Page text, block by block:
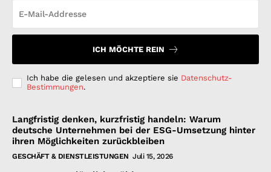
ICH MÖCHTE REIN
Ich habe die gelesen und akzeptiere sie Datenschutz-
Bestimmungen.
Langfristig denken, kurzfristig handeln: Warum
deutsche Unternehmen bei der ESG-Umsetzung hinter
ihren Möglichkeiten zurückbleiben
GESCHÄFT & DIENSTLEISTUNGEN Juli 15, 2026